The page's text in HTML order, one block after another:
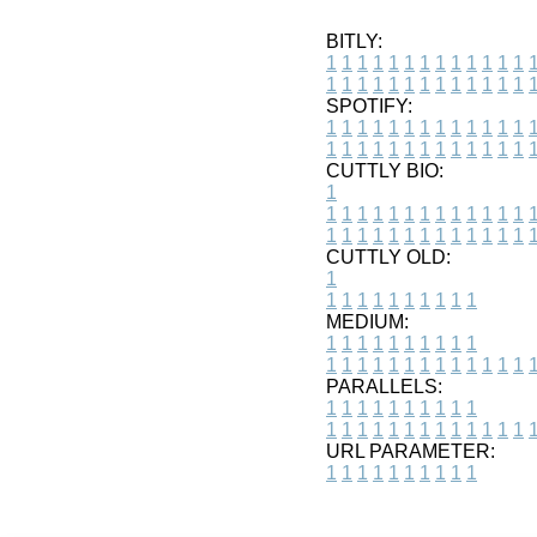
BITLY:
1 1 1 1 1 1 1 1 1 1 1 1 1 1
1 1 1 1 1 1 1 1 1 1 1 1 1 1
SPOTIFY:
1 1 1 1 1 1 1 1 1 1 1 1 1 1
1 1 1 1 1 1 1 1 1 1 1 1 1 1
CUTTLY BIO:
1
1 1 1 1 1 1 1 1 1 1 1 1 1 1
1 1 1 1 1 1 1 1 1 1 1 1 1 1
CUTTLY OLD:
1
1 1 1 1 1 1 1 1 1 1
MEDIUM:
1 1 1 1 1 1 1 1 1 1
1 1 1 1 1 1 1 1 1 1 1 1 1 1
PARALLELS:
1 1 1 1 1 1 1 1 1 1
1 1 1 1 1 1 1 1 1 1 1 1 1 1
URL PARAMETER:
1 1 1 1 1 1 1 1 1 1